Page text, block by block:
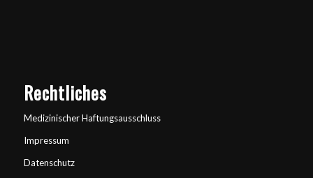
Rechtliches
Medizinischer Haftungsausschluss
Impressum
Datenschutz